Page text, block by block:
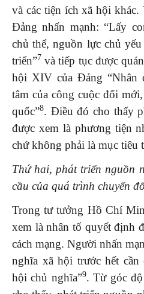
và các tiện ích xã hội
Đảng nhấn mạnh: “Lấy
chủ thể, nguồn lực chủ
triển”7 và tiếp tục được
hội XIV của Đảng “Nhân
tâm của công cuộc đổi
quốc”8. Điều đó cho thấy
được xem là phương tiện
chứ không phải là mục tiêu
Thứ hai, phát triển nguồn
cầu của quá trình chuyển
Trong tư tưởng Hồ Chí
xem là nhân tố quyết định
cách mạng. Người nhấn
nghĩa xã hội trước hết
hội chủ nghĩa”9. Từ góc